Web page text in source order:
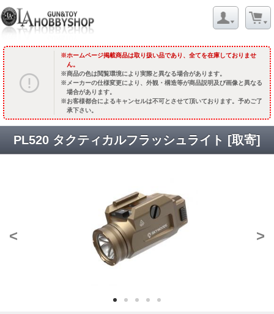
ホームページ掲載商品は取り扱い品であり、全てを在庫しておりませ
ん。
商品の色は閲覧環境により実際と異なる場合があります。
メーカーの仕様変更により、外観・構造等が商品説明及び画像と異なる
場合があります。
お客様都合によるキャンセルは不可とさせて頂いております。予めご了
承下さい。
PL520 タクティカルフラッシュライト [取寄]
< >